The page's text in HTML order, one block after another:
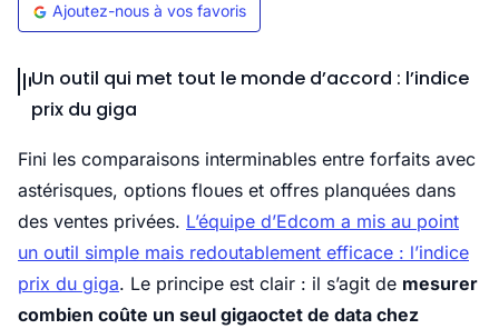
Ajoutez-nous à vos favoris
Un outil qui met tout le monde d’accord : l’indice
prix du giga
Fini les comparaisons interminables entre forfaits avec
astérisques, options floues et offres planquées dans
des ventes privées. L’équipe d’Edcom a mis au point
un outil simple mais redoutablement efficace : l’indice
prix du giga. Le principe est clair : il s’agit de mesurer
combien coûte un seul gigaoctet de data chez